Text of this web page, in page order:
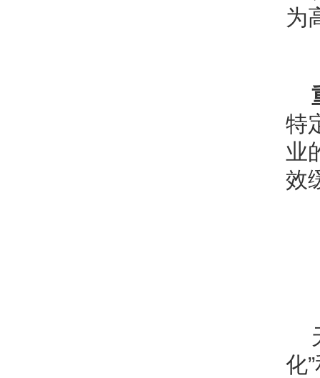
为
特
业
效
化